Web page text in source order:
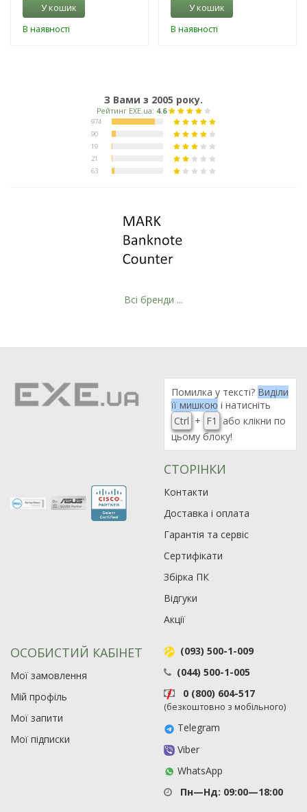
У кошик
В наявності
У кошик
В наявності
З Вами з 2005 року.
Рейтинг EXE.ua:4.6
Всі бренди ...
Помилка у тексті? Виділи
її мишкою і натисніть
Ctrl + F1
або клікни по
цьому блоку!
СТОРІНКИ
Контакти
Доставка і оплата
Гарантія та сервіс
Сертифікати
Збірка ПК
Відгуки
Акції
ОСОБИСТИЙ КАБІНЕТ
Мої замовлення
Мій профіль
Мої запити
Мої підписки
(093) 500-1-009
(044) 500-1-005
0 (800) 604-517
(безкоштовно з мобільного)
Telegram
Viber
WhatsApp
Пн—Нд: 09:00—18:00